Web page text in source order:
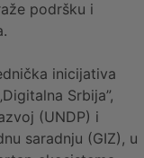
podršku i
inicijativa
Srbija”,
(UNDP) i
saradnju (GIZ), u